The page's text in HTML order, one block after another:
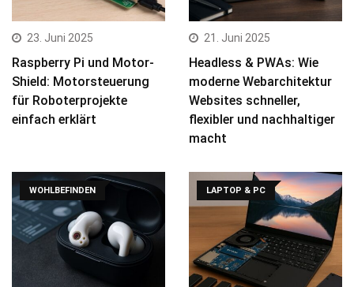
23. Juni 2025
Raspberry Pi und Motor-
Shield: Motorsteuerung
für Roboterprojekte
einfach erklärt
21. Juni 2025
Headless & PWAs: Wie
moderne Webarchitektur
Websites schneller,
flexibler und nachhaltiger
macht
WOHLBEFINDEN LAPTOP & PC